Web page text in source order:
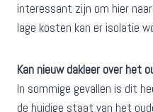
interessant zijn om hier
lage kosten kan er isolatie
Kan nieuw dakleer over het
In sommige gevallen is dit
de huidige staat van het